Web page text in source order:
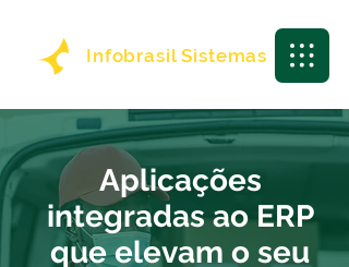
Infobrasil Sistemas
Aplicações
integradas ao ERP
que elevam o seu